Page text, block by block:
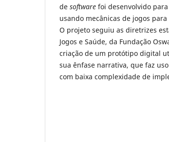
de software foi desenvolvido
usando mecânicas de jogos
O projeto seguiu as diretrizes
Jogos e Saúde, da Fundação
criação de um protótipo digital
sua ênfase narrativa, que faz
com baixa complexidade de